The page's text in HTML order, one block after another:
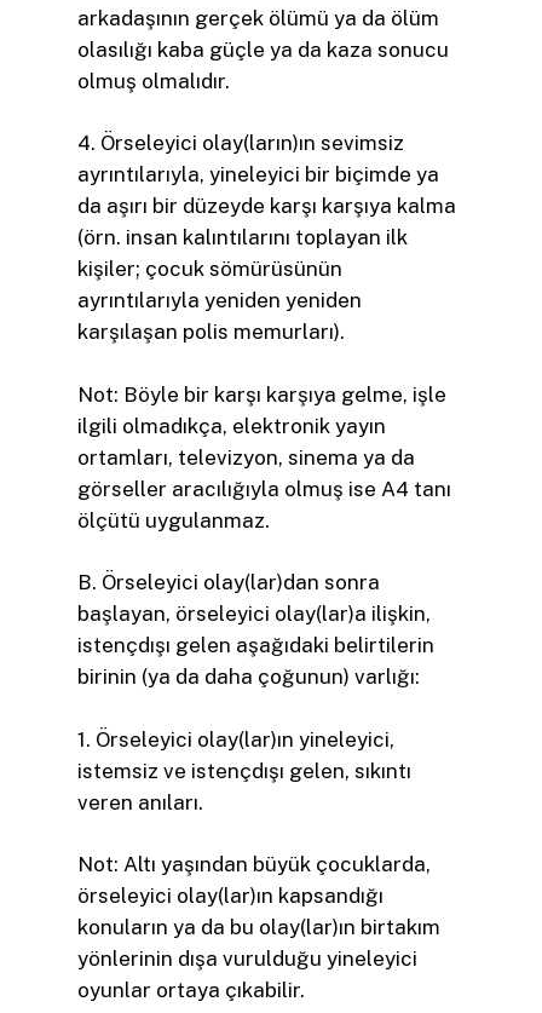
arkadaşının gerçek ölümü ya da ölüm
olasılığı kaba güçle ya da kaza sonucu
olmuş olmalıdır.
4. Örseleyici olay(ların)ın sevimsiz
ayrıntılarıyla, yineleyici bir biçimde ya
da aşırı bir düzeyde karşı karşıya kalma
(örn. insan kalıntılarını toplayan ilk
kişiler; çocuk sömürüsünün
ayrıntılarıyla yeniden yeniden
karşılaşan polis memurları).
Not: Böyle bir karşı karşıya gelme, işle
ilgili olmadıkça, elektronik yayın
ortamları, televizyon, sinema ya da
görseller aracılığıyla olmuş ise A4 tanı
ölçütü uygulanmaz.
B. Örseleyici olay(lar)dan sonra
başlayan, örseleyici olay(lar)a ilişkin,
istençdışı gelen aşağıdaki belirtilerin
birinin (ya da daha çoğunun) varlığı:
1. Örseleyici olay(lar)ın yineleyici,
istemsiz ve istençdışı gelen, sıkıntı
veren anıları.
Not: Altı yaşından büyük çocuklarda,
örseleyici olay(lar)ın kapsandığı
konuların ya da bu olay(lar)ın birtakım
yönlerinin dışa vurulduğu yineleyici
oyunlar ortaya çıkabilir.